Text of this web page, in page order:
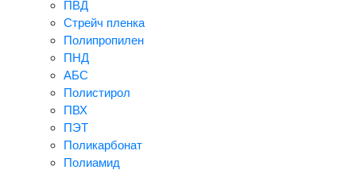
ПВД
Стрейч пленка
Полипропилен
ПНД
АБС
Полистирол
ПВХ
ПЭТ
Поликарбонат
Полиамид